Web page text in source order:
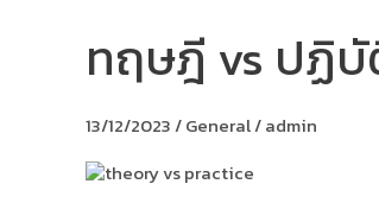
ทฤษฎี vs ปฏิบั
13/12/2023/General/admin
vs
ปฏิบัติ
เริ่ม
เรียน